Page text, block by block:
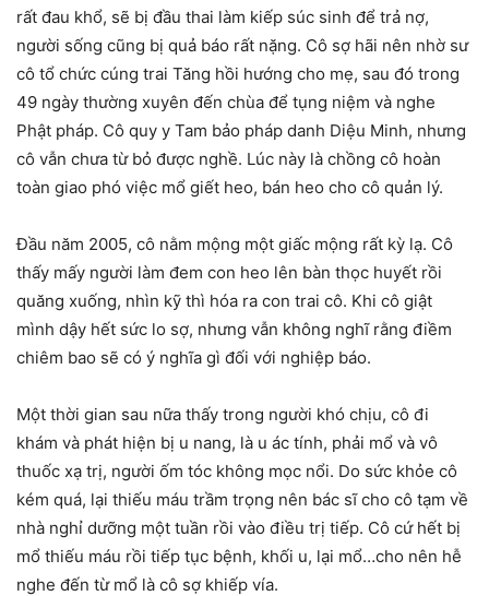
rất đau khổ, sẽ bị đầu thai làm kiếp súc sinh để trả nợ,
người sống cũng bị quả báo rất nặng. Cô sợ hãi nên nhờ sư
cô tổ chức cúng trai Tăng hồi hướng cho mẹ, sau đó trong
49 ngày thường xuyên đến chùa để tụng niệm và nghe
Phật pháp. Cô quy y Tam bảo pháp danh Diệu Minh, nhưng
cô vẫn chưa từ bỏ được nghề. Lúc này là chồng cô hoàn
toàn giao phó việc mổ giết heo, bán heo cho cô quản lý.
Đầu năm 2005, cô nằm mộng một giấc mộng rất kỳ lạ. Cô
thấy mấy người làm đem con heo lên bàn thọc huyết rồi
quăng xuống, nhìn kỹ thì hóa ra con trai cô. Khi cô giật
mình dậy hết sức lo sợ, nhưng vẫn không nghĩ rằng điềm
chiêm bao sẽ có ý nghĩa gì đối với nghiệp báo.
Một thời gian sau nữa thấy trong người khó chịu, cô đi
khám và phát hiện bị u nang, là u ác tính, phải mổ và vô
thuốc xạ trị, người ốm tóc không mọc nổi. Do sức khỏe cô
kém quá, lại thiếu máu trầm trọng nên bác sĩ cho cô tạm về
nhà nghỉ dưỡng một tuần rồi vào điều trị tiếp. Cô cứ hết bị
mổ thiếu máu rồi tiếp tục bệnh, khối u, lại mổ…cho nên hễ
nghe đến từ mổ là cô sợ khiếp vía.